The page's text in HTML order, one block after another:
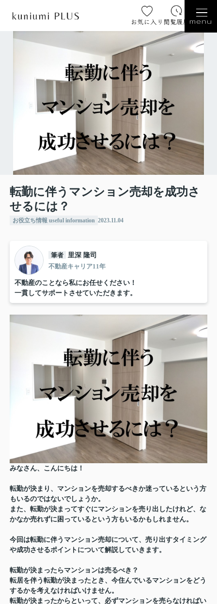
お気に入り 閲覧履歴 menu
転勤に伴うマンション売却を成功さ
せるには？
お役立ち情報 useful information 2023.11.04
筆者
里深 隆司
不動産キャリア11年
不動産のことなら私にお任せください！
一貫してサポートさせていただきます。
みなさん、こんにちは！
転勤が決まり、マンションを売却するべきか迷っているという方
もいるのではないでしょうか。
また、転勤が決まってすぐにマンションを売り出したけれど、な
かなか売れずに困っているという方もいるかもしれません。
今回は転勤に伴うマンション売却について、売り出すタイミング
や成功させるポイントについて解説していきます。
転勤が決まったらマンションは売るべき？
転居を伴う転勤が決まったとき、今住んでいるマンションをどう
するかを考えなければいけません。
転勤が決まったからといって、必ずマンションを売らなければい